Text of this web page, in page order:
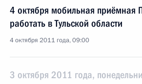
4 октября мобильная приёмная
работать в Тульской области
4 октября 2011 года, 09:00
3 октября 2011 года,